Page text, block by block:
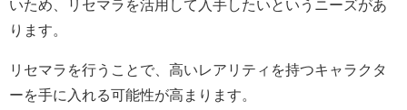
いため、リセマラを活用して入手したいというニーズがあ
ります。
リセマラを行うことで、高いレアリティを持つキャラクタ
ーを手に入れる可能性が高まります。